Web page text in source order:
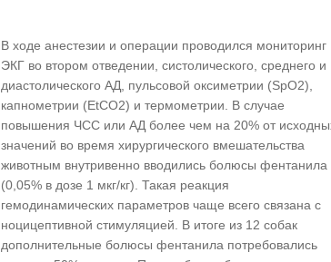
В ходе анестезии и операции проводился мониторинг
ЭКГ во втором отведении, систолического, среднего и
диастолического АД, пульсовой оксиметрии (SpO2),
капнометрии (EtCO2) и термометрии. В случае
повышения ЧСС или АД более чем на 20% от
значений во время хирургического вмешательства
животным внутривенно вводились болюсы фентанила
(0,05% в дозе 1 мкг/кг). Такая реакция
гемодинамических параметров чаще всего связана с
ноцицептивной стимуляцией. В итоге из 12 собак
дополнительные болюсы фентанила потребовались